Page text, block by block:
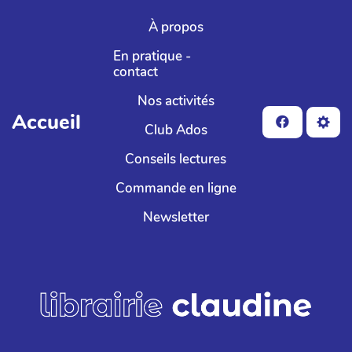
Aller au contenu principal
Accueil
À propos
En pratique -
contact
Nos activités
Club Ados
Conseils lectures
Commande en ligne
Newsletter